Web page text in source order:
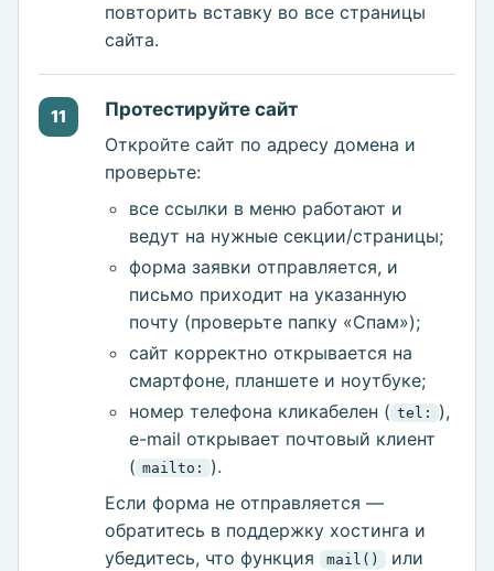
повторить вставку во все страницы
сайта.
11
Протестируйте сайт
Откройте сайт по адресу домена и
проверьте:
все ссылки в меню работают и
ведут на нужные секции/страницы;
форма заявки отправляется, и
письмо приходит на указанную
почту (проверьте папку «Спам»);
сайт корректно открывается на
смартфоне, планшете и ноутбуке;
номер телефона кликабелен ( tel:
),
e-mail открывает почтовый клиент
( mailto:
).
Если форма не отправляется —
обратитесь в поддержку хостинга и
убедитесь, что функция
mail()
или